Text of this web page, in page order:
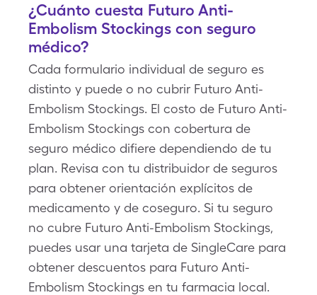
¿Cuánto cuesta Futuro Anti-
Embolism Stockings con seguro
médico?
Cada formulario individual de seguro es
distinto y puede o no cubrir Futuro Anti-
Embolism Stockings. El costo de Futuro Anti-
Embolism Stockings con cobertura de
seguro médico difiere dependiendo de tu
plan. Revisa con tu distribuidor de seguros
para obtener orientación explícitos de
medicamento y de coseguro. Si tu seguro
no cubre Futuro Anti-Embolism Stockings,
puedes usar una tarjeta de SingleCare para
obtener descuentos para Futuro Anti-
Embolism Stockings en tu farmacia local.